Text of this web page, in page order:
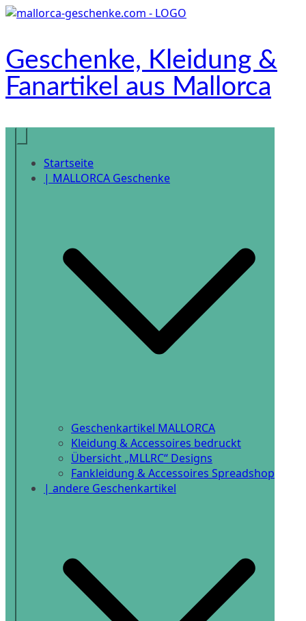
Zum
Geschenke, Kleidung &
Fanartikel aus Mallorca
Onlineshop
Startseite
| MALLORCA Geschenke
Geschenkartikel MALLORCA
Kleidung & Accessoires bedruckt
Übersicht „MLLRC“ Designs
Fankleidung & Accessoires Spreadshop
| andere Geschenkartikel